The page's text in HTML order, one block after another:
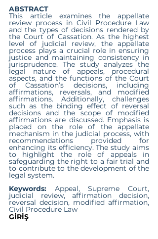
ABSTRACT
This article examines the appellate
review process in Civil Procedure Law
and the types of decisions rendered by
the Court of Cassation. As the highest
level of judicial review, the appellate
process plays a crucial role in ensuring
justice and maintaining consistency in
jurisprudence. The study analyzes the
legal nature of appeals, procedural
aspects, and the functions of the Court
of Cassation’s decisions, including
affirmations, reversals, and modified
affirmations. Additionally, challenges
such as the binding effect of reversal
decisions and the scope of modified
affirmations are discussed. Emphasis is
placed on the role of the appellate
mechanism in the judicial process, with
recommendations provided for
enhancing its efficiency. The study aims
to highlight the role of appeals in
safeguarding the right to a fair trial and
to contribute to the development of the
legal system.
Keywords: Appeal, Supreme Court,
judicial review, affirmation decision,
reversal decision, modified affirmation,
Civil Procedure Law
GİRİŞ